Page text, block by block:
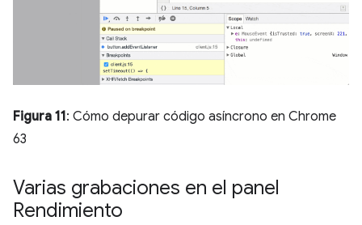
Figura 11: Cómo depurar código asíncrono en Chrome
63
Varias grabaciones en el panel
Rendimiento